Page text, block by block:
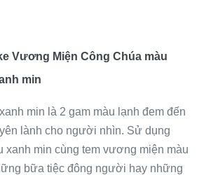
Vương Miện Công Chúa màu
min
min là 2 gam màu lạnh đem đến
lành cho người nhìn. Sử dụng
xanh min cùng tem vương miện màu
bữa tiệc đông người hay những